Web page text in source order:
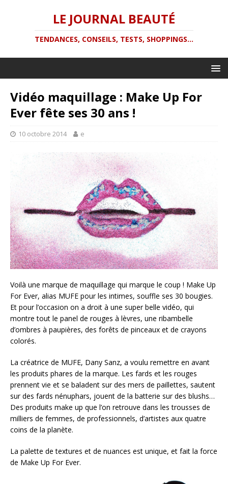
LE JOURNAL BEAUTÉ
TENDANCES, CONSEILS, TESTS, SHOPPINGS...
Vidéo maquillage : Make Up For
Ever fête ses 30 ans !
10 octobre 2014 e
Voilà une marque de maquillage qui marque le coup ! Make Up
For Ever, alias MUFE pour les intimes, souffle ses 30 bougies.
Et pour l’occasion on a droit à une super belle vidéo, qui
montre tout le panel de rouges à lèvres, une ribambelle
d’ombres à paupières, des forêts de pinceaux et de crayons
colorés.
La créatrice de MUFE, Dany Sanz, a voulu remettre en avant
les produits phares de la marque. Les fards et les rouges
prennent vie et se baladent sur des mers de paillettes, sautent
sur des fards nénuphars, jouent de la batterie sur des blushs…
Des produits make up que l’on retrouve dans les trousses de
milliers de femmes, de professionnels, d’artistes aux quatre
coins de la planète.
La palette de textures et de nuances est unique, et fait la force
de Make Up For Ever.